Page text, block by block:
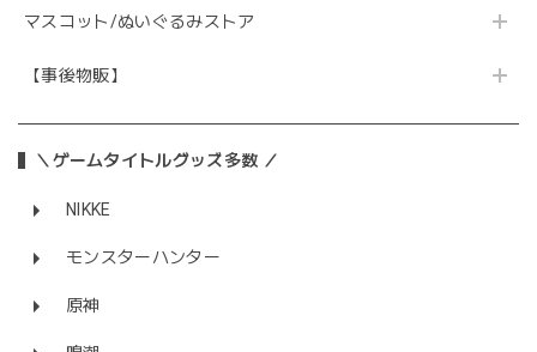
マスコット/ぬいぐるみストア
【事後物販】
＼ゲームタイトルグッズ多数 ／
NIKKE
モンスターハンター
原神